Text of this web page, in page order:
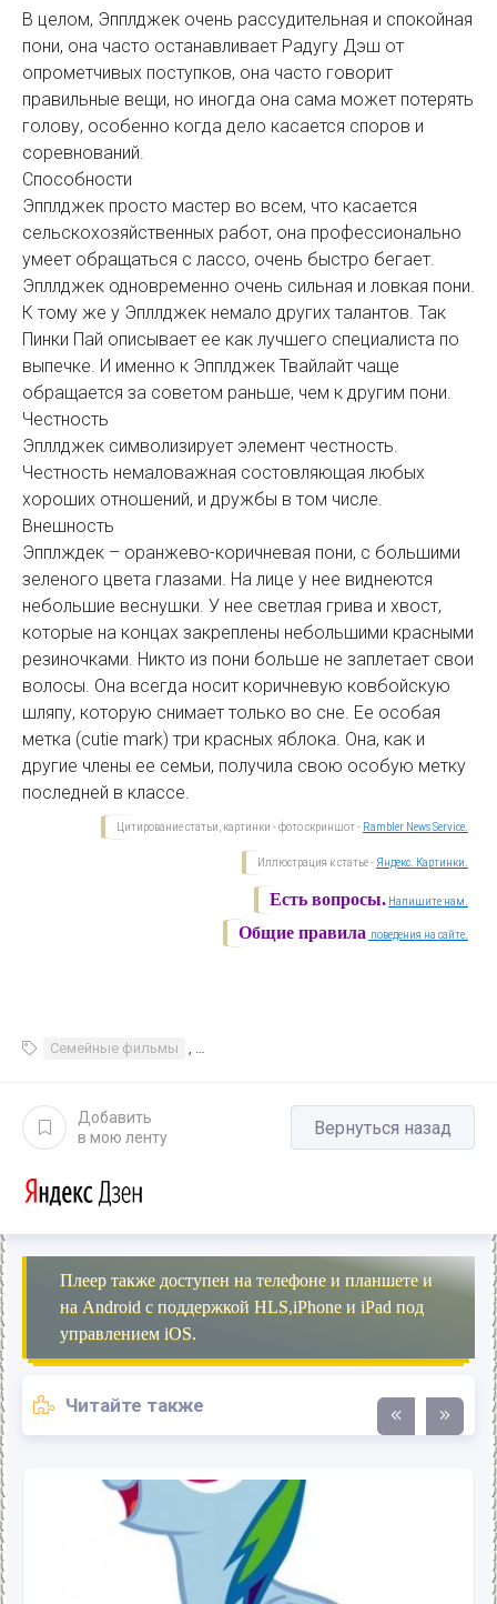
В целом, Эпплджек очень рассудительная и спокойная
пони, она часто останавливает Радугу Дэш от
опрометчивых поступков, она часто говорит
правильные вещи, но иногда она сама может потерять
голову, особенно когда дело касается споров и
соревнований.
Способности
Эпплджек просто мастер во всем, что касается
сельскохозяйственных работ, она профессионально
умеет обращаться с лассо, очень быстро бегает.
Эпллджек одновременно очень сильная и ловкая пони.
К тому же у Эпллджек немало других талантов. Так
Пинки Пай описывает ее как лучшего специалиста по
выпечке. И именно к Эпплджек Твайлайт чаще
обращается за советом раньше, чем к другим пони.
Честность
Эпллджек символизирует элемент честность.
Честность немаловажная состовляющая любых
хороших отношений, и дружбы в том числе.
Внешность
Эпплждек – оранжево-коричневая пони, с большими
зеленого цвета глазами. На лице у нее виднеются
небольшие веснушки. У нее светлая грива и хвост,
которые на концах закреплены небольшими красными
резиночками. Никто из пони больше не заплетает свои
волосы. Она всегда носит коричневую ковбойскую
шляпу, которую снимает только во сне. Ее особая
метка (cutie mark) три красных яблока. Она, как и
другие члены ее семьи, получила свою особую метку
последней в классе.
Цитирование статьи, картинки - фото скриншот - Rambler News Service.
Иллюстрация к статье - Яндекс. Картинки.
Есть вопросы. Напишите нам.
Общие правила поведения на сайте.
Семейные фильмы , Фильмы и сериалы Детские
Добавить
в мою ленту
Вернуться назад
Плеер также доступен на телефоне и планшете и
на Android с поддержкой HLS,iPhone и iPad под
управлением iOS.
Читайте также